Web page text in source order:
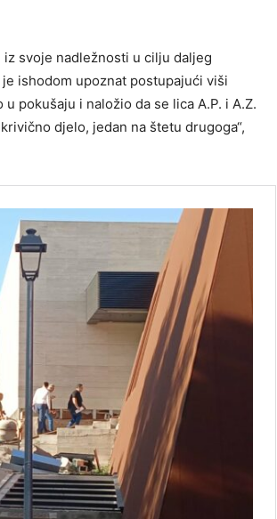
svoje nadležnosti u cilju daljeg
ishodom upoznat postupajući viši
pokušaju i naložio da se lica A.P. i A.Z.
djelo, jedan na štetu drugoga“,